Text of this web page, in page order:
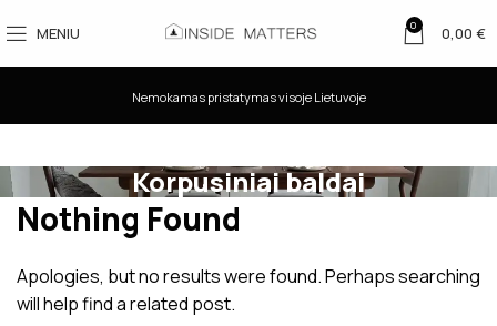
MENIU 0 0,00 €
Nemokamas pristatymas visoje Lietuvoje
Korpusiniai baldai
Nothing Found
Apologies, but no results were found. Perhaps searching
will help find a related post.